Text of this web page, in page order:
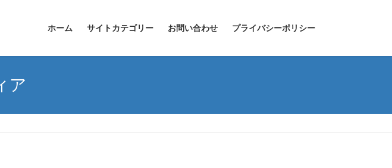
ホーム サイトカテゴリー お問い合わせ プライバシーポリシー
ア